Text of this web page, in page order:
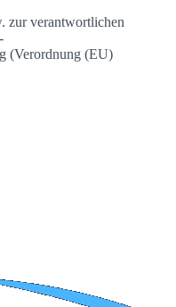
zur verantwortlichen
(Verordnung (EU)